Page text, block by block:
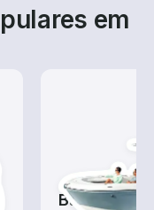
em
Barcos de